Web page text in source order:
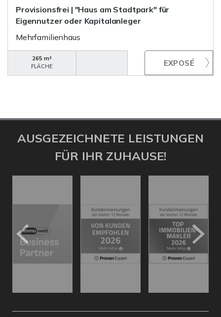
Provisionsfrei | "Haus am Stadtpark" für
Eigennutzer oder Kapitalanleger
Mehrfamilienhaus
265 m²
FLÄCHE
AUSGEZEICHNETE LEISTUNGEN
FÜR IHR ZUHAUSE!